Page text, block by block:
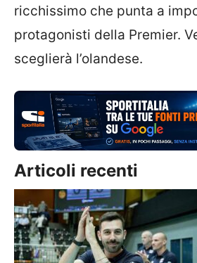
ricchissimo che punta a
protagonisti della Premier.
sceglierà l’olandese.
Articoli recenti